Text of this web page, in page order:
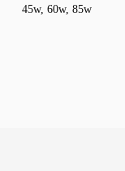
45w, 60w, 85w